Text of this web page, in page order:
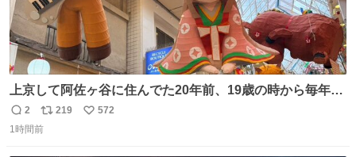
上京して阿佐ヶ谷に住んでた20年前、19歳の時から毎年参
加してるお祭りなのでとっても感慨深いです。うれしーー
ー！作っていただいた方本当にありがとう。
返
信
2
リ
ポ
219
い
572
1時間前